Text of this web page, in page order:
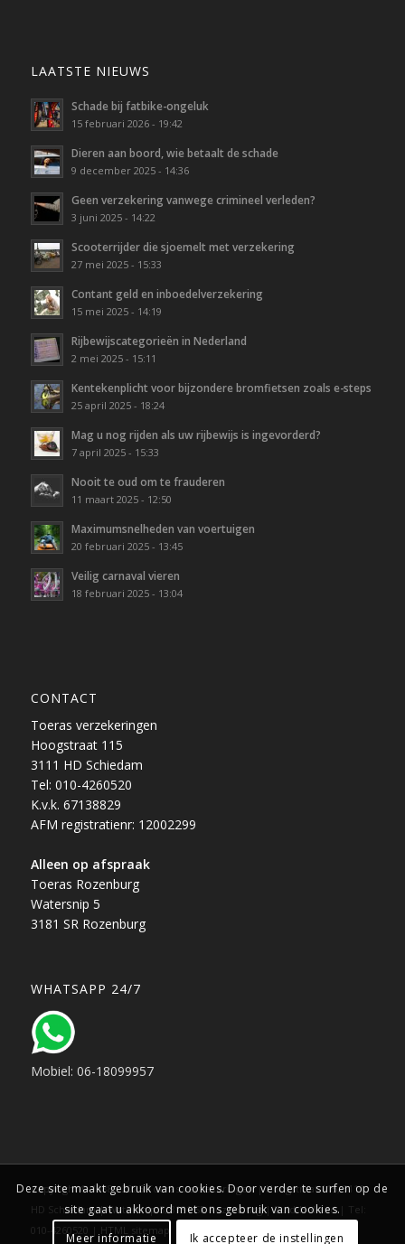
LAATSTE NIEUWS
Schade bij fatbike-ongeluk
15 februari 2026 - 19:42
Dieren aan boord, wie betaalt de schade
9 december 2025 - 14:36
Geen verzekering vanwege crimineel verleden?
3 juni 2025 - 14:22
Scooterrijder die sjoemelt met verzekering
27 mei 2025 - 15:33
Contant geld en inboedelverzekering
15 mei 2025 - 14:19
Rijbewijscategorieën in Nederland
2 mei 2025 - 15:11
Kentekenplicht voor bijzondere bromfietsen zoals e-steps
25 april 2025 - 18:24
Mag u nog rijden als uw rijbewijs is ingevorderd?
7 april 2025 - 15:33
Nooit te oud om te frauderen
11 maart 2025 - 12:50
Maximumsnelheden van voertuigen
20 februari 2025 - 13:45
Veilig carnaval vieren
18 februari 2025 - 13:04
CONTACT
Toeras verzekeringen
Hoogstraat 115
3111 HD Schiedam
Tel: 010-4260520
K.v.k. 67138829
AFM registratienr: 12002299
Alleen op afspraak
Toeras Rozenburg
Watersnip 5
3181 SR Rozenburg
WHATSAPP 24/7
Mobiel: 06-18099957
Copyright © 1988 - 2025 Toeras verzekeringen | Hoogstraat 115, 3111
HD Schiedam | Watersnip 5, 3181 SR Rozenburg | Zuid-Holland | Tel:
010-4260520 | HTML sitemap
Deze site maakt gebruik van cookies. Door verder te surfen op de
site gaat u akkoord met ons gebruik van cookies.
Meer informatie
Ik accepteer de instellingen